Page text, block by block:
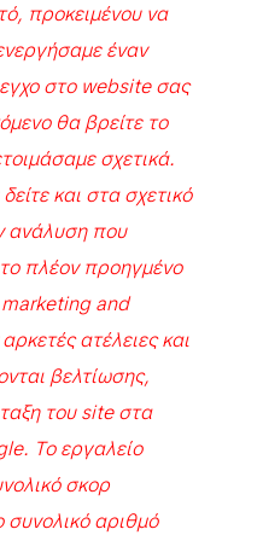
προκειμένου να
έναν
στο website σας
θα βρείτε το
σχετικά.
και στα σχετικό
ανάλυση που
πλέον προηγμένο
and
ατέλειες και
βελτίωσης,
του site στα
Το εργαλείο
σκορ
συνολικό αριθμό